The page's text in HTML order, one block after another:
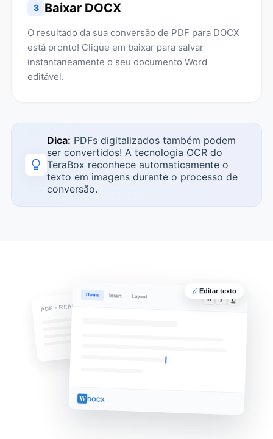
3 Baixar DOCX
O resultado da sua conversão de PDF para DOCX
está pronto! Clique em baixar para salvar
instantaneamente o seu documento Word
editável.
Dica: PDFs digitalizados também podem
ser convertidos! A tecnologia OCR do
TeraBox reconhece automaticamente o
texto em imagens durante o processo de
conversão.
PDF · READ-ONLY
Home Insert Layout B I U
WDOCX
Editar texto